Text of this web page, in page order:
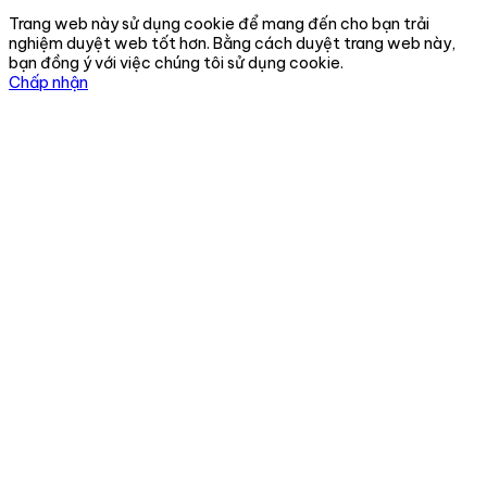
Trang web này sử dụng cookie để mang đến cho bạn trải
nghiệm duyệt web tốt hơn. Bằng cách duyệt trang web này,
bạn đồng ý với việc chúng tôi sử dụng cookie.
Chấp nhận